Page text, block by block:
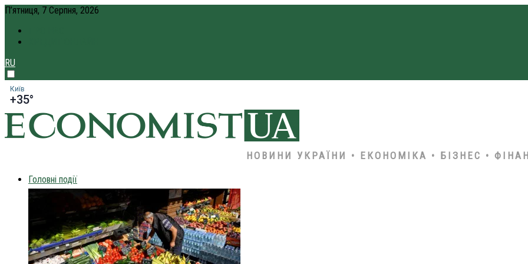
П’ятниця, 7 Серпня, 2026
RU
Київ
+35°
НОВИНИ УКРАЇНИ • ЕКОНОМІКА • БІЗНЕС •
Головні події